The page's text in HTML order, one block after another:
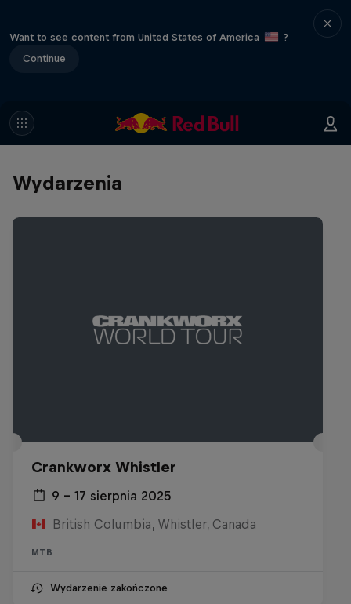
Want to see content from United States of America
?
Continue
Wydarzenia
Crankworx Whistler
9 – 17 sierpnia 2025
British Columbia, Whistler, Canada
MTB
Wydarzenie zakończone